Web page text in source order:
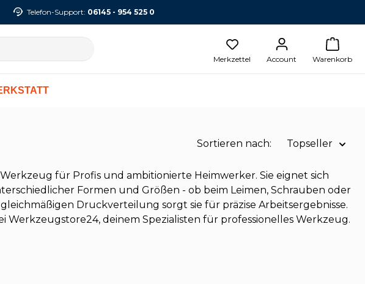
Telefon-Support: 06145 - 954 525 0
Merkzettel Account Warenkorb
Sortieren nach: Topseller
Name A-Z
Name Z-A
Preis aufsteigend
für Profis und ambitionierte Heimwerker. Sie eignet sich
Formen und Größen - ob beim Leimen, Schrauben oder
Druckverteilung sorgt sie für präzise Arbeitsergebnisse.
deinem Spezialisten für professionelles Werkzeug.